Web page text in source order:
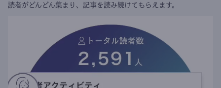
読者がどんどん集まり、記事を読み続けてもらえます。